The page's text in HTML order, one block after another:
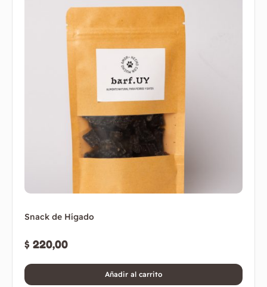
Snack de Hígado
$ 220,00
Añadir al carrito